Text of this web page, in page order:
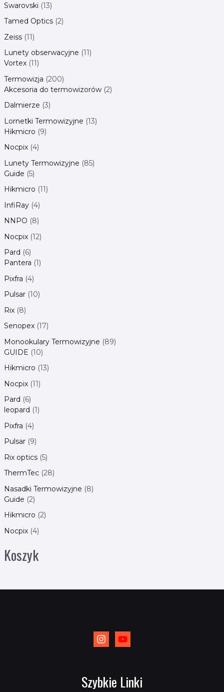
Swarovski 13
Tamed Optics 2
Zeiss 11
Lunety obserwacyjne 11
Vortex 11
Termowizja 200
Akcesoria do termowizorów 2
Dalmierze 3
Lornetki Termowizyjne 13
Hikmicro 9
Nocpix 4
Lunety Termowizyjne 85
Guide 5
Hikmicro 11
InfiRay 4
NNPO 8
Nocpix 12
Pard 6
Pantera 1
Pixfra 4
Pulsar 10
Rix 8
Senopex 17
Monookulary Termowizyjne 89
GUIDE 10
Hikmicro 13
Nocpix 11
Pard 6
leopard 1
Pixfra 4
Pulsar 9
Rix optics 5
ThermTec 28
Nasadki Termowizyjne 8
Guide 2
Hikmicro 2
Nocpix 4
Koszyk
Szybkie Linki